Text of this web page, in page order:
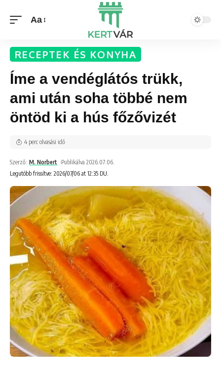
Aa
RECEPTEK ÉS KONYHA
Íme a vendéglátós trükk,
ami után soha többé nem
öntöd ki a hús főzővizét
Legutóbb frissítve: 2026/07/06 at 12:35 DU.
Szerző: M. Norbert Publikálva 2026.07.06.
4 perc olvasási idő